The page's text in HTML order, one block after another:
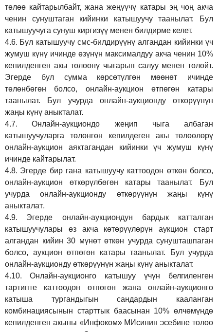
төлөө кайтарылбайт, жана жеңүүчү катары эң чоң акча
ченин сунуштаган кийинки катышуучу таанылат. Бул
катышуучуга сунуш киргизүү менен билдирме келет.
4.6. Бул катышуучу смс-билдирүүнү алгандан кийинки үч
жумуш күнү ичинде өзүнүн максималдуу акча ченин 10%
кепилденген акы төлөөнү чыгарып салуу менен төлөйт.
Эгерде бул сумма көрсөтүлгөн мөөнөт ичинде
төлөнбөгөн болсо, онлайн-аукцион өтпөгөн катары
таанылат. Бул учурда онлайн-аукционду өткөрүүнүн
жаңы күнү аныкталат.
4.7.
Онлайн-аукциондо жеңип чыга албаган
катышуучуларга төлөнгөн кепилдеген акы төлөөлөрү
онлайн-аукцион аяктагандан кийинки үч жумуш күнү
ичинде кайтарылат.
4.8. Эгерде бир гана катышуучу каттоодон өткөн болсо,
онлайн-аукцион өткөрүлбөгөн катары таанылат.
Бул
учурда онлайн-аукционду өткөрүүнүн жаңы күнү
аныкталат.
4.9.
Эгерде онлайн-аукциондун бардык катталган
катышуучулары өз акча көтөрүүлөрүн аукцион старт
алгандан кийин 30 мүнөт өткөн учурда сунушташпаган
болсо, аукцион өтпөгөн катары таанылат. Бул учурда
онлайн-аукционду өткөрүүнүн жаңы күнү аныкталат.
4.10.
Онлайн-аукционго катышуу үчүн белгиленген
тартипте каттоодон өтпөгөн жана онлайн-аукционго
катыша тургандыгын сандардын кааланган
комбинациясынын старттык баасынан 10% өлчөмүндө
кепилденген акыны «Инфоком» МИсинин эсебине төлөө